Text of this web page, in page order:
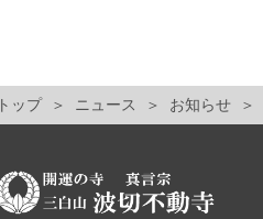
トップ ニュース お知らせ